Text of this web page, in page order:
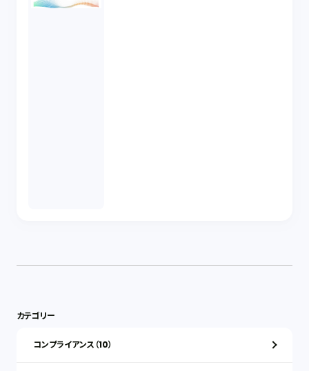
カテゴリー
コンプライアンス（10）